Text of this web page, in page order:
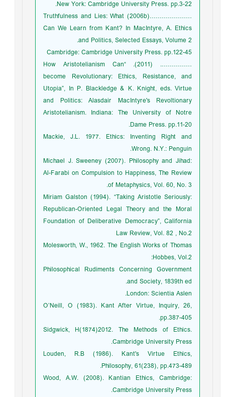
New York: Cambridge University Press. pp.3-22.
…………………(2006b) Truthfulness and Lies: What
Can We Learn from Kant? In MacIntyre, A. Ethics
and Politics, Selected Essays, Volume 2.
Cambridge: Cambridge University Press. pp.122-45
……………. (2011). “How Aristotelianism Can
become Revolutionary: Ethics, Resistance, and
Utopia”, In P. Blackledge & K. Knight, eds. Virtue
and Politics: Alasdair MacIntyre's Revoltionary
Aristotelianism. Indiana: The University of Notre
Dame Press. pp.11-20.
Mackie, J.L. 1977. Ethics: Inventing Right and
Wrong. N.Y.: Penguin.
Michael J. Sweeney (2007). Philosophy and Jihad:
Al-Farabi on Compulsion to Happiness, The Review
of Metaphysics, Vol. 60, No. 3.
Miriam Galston (1994). “Taking Aristotle Seriously:
Republican-Oriented Legal Theory and the Moral
Foundation of Deliberative Democracy”, California
Law Review, Vol. 82 , No.2
Molesworth, W., 1962. The English Works of Thomas
Hobbes, Vol.2:
Philosophical Rudiments Concerning Government
and Society, 1839th ed.
London: Scientia Aslen.
O’Neill, O (1983). Kant After Virtue, Inquiry, 26,
pp.387-405.
Sidgwick, H(1874)2012. The Methods of Ethics.
Cambridge University Press.
Louden, R.B (1986). Kant's Virtue Ethics,
Philosophy, 61(238), pp.473-489.
Wood, A.W. (2008). Kantian Ethics, Cambridge:
Cambridge University Press.